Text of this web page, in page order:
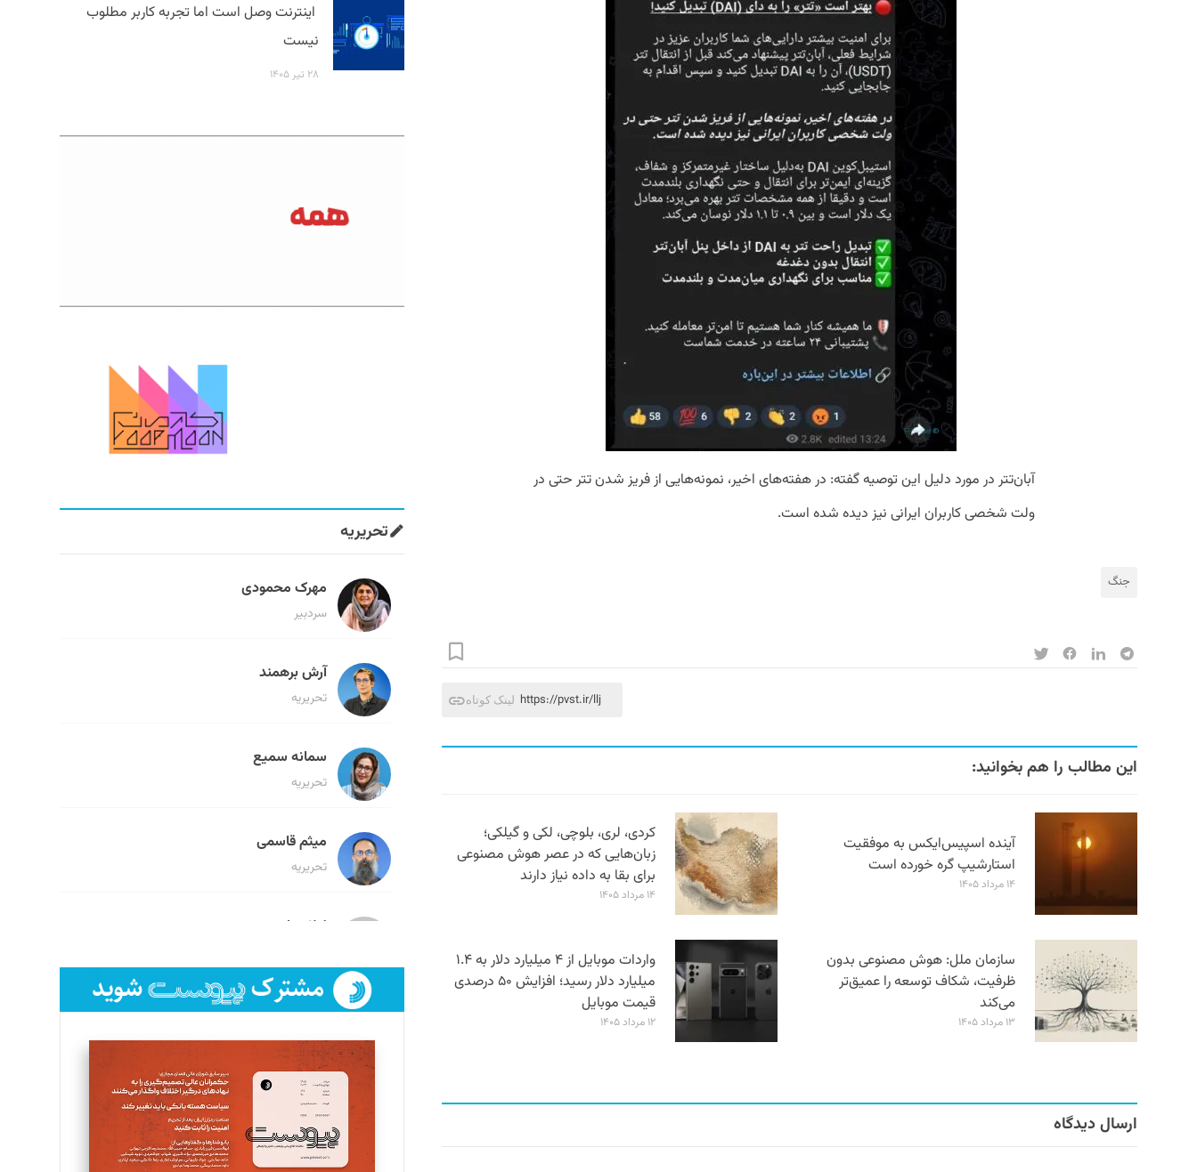
آبان‌تتر در مورد دلیل این توصیه گفته: در هفته‌های اخیر، نمونه‌هایی از فریز شدن تتر حتی در
ولت شخصی کاربران ایرانی نیز دیده شده است.
جنگ
لینک کوتاه https://pvst.ir/llj
این مطالب را هم بخوانید:
آینده اسپیس‌ایکس به موفقیت
استارشیپ گره خورده است
۱۴ مرداد ۱۴۰۵
کردی، لری، بلوچی، لکی و گیلکی؛
زبان‌هایی که در عصر هوش مصنوعی
برای بقا به داده نیاز دارند
۱۴ مرداد ۱۴۰۵
سازمان ملل: هوش مصنوعی بدون
ظرفیت، شکاف توسعه را عمیق‌تر
می‌کند
۱۳ مرداد ۱۴۰۵
واردات موبایل از ۴ میلیارد دلار به ۱.۴
میلیارد دلار رسید؛ افزایش ۵۰ درصدی
قیمت موبایل
۱۲ مرداد ۱۴۰۵
ارسال دیدگاه
اینترنت وصل است اما تجربه کاربر مطلوب
نیست
۲۸ تیر ۱۴۰۵
تحریریه
مهرک محمودی
سردبیر
آرش برهمند
تحریریه
سمانه سمیع
تحریریه
میثم قاسمی
تحریریه
لیلا حنارود
فائزه فتحی رستمی
تحریریه
سروش کرمیان
تحریریه